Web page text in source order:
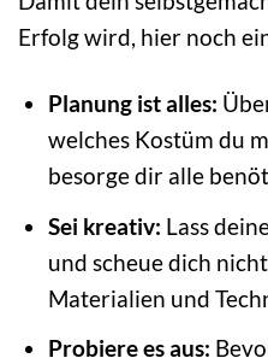
Erfolg wird, hier noch
Planung ist alles:
welches Kostüm du
besorge dir alle
Sei kreativ: Lass
und scheue dich
Materialien und
Probiere es aus: